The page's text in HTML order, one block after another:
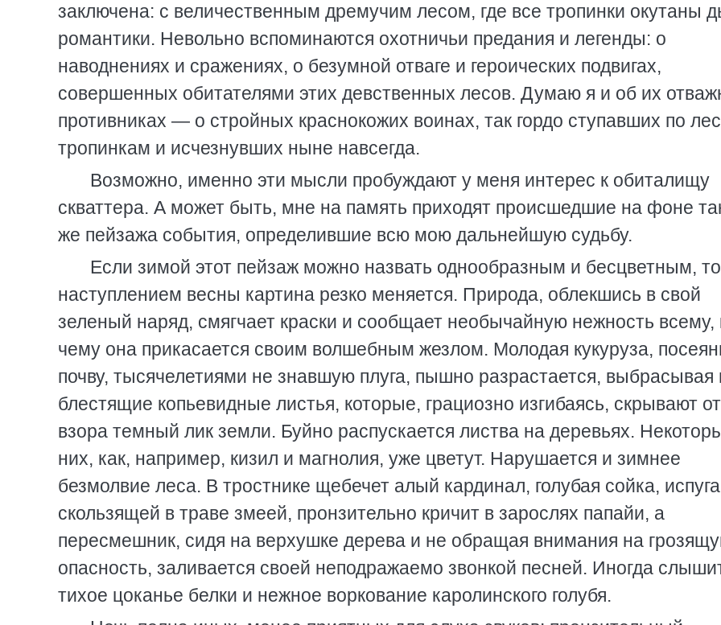
заключена: с величественным дремучим лесом, где все тропинки окутаны
романтики. Невольно вспоминаются охотничьи предания и легенды: о
наводнениях и сражениях, о безумной отваге и героических подвигах,
совершенных обитателями этих девственных лесов. Думаю я и об их
противниках — о стройных краснокожих воинах, так гордо ступавших по
тропинкам и исчезнувших ныне навсегда.
Возможно, именно эти мысли пробуждают у меня интерес к обиталищу
скваттера. А может быть, мне на память приходят происшедшие на фоне
же пейзажа события, определившие всю мою дальнейшую судьбу.
Если зимой этот пейзаж можно назвать однообразным и бесцветным,
наступлением весны картина резко меняется. Природа, облекшись в свой
зеленый наряд, смягчает краски и сообщает необычайную нежность всему,
чему она прикасается своим волшебным жезлом. Молодая кукуруза,
почву, тысячелетиями не знавшую плуга, пышно разрастается, выбрасывая
блестящие копьевидные листья, которые, грациозно изгибаясь, скрывают от
взора темный лик земли. Буйно распускается листва на деревьях.
них, как, например, кизил и магнолия, уже цветут. Нарушается и зимнее
безмолвие леса. В тростнике щебечет алый кардинал, голубая сойка,
скользящей в траве змеей, пронзительно кричит в зарослях папайи, а
пересмешник, сидя на верхушке дерева и не обращая внимания на
опасность, заливается своей неподражаемо звонкой песней. Иногда
тихое цоканье белки и нежное воркование каролинского голубя.